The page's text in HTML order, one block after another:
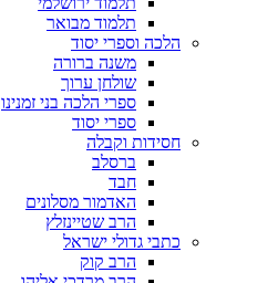
תלמוד מבואר
הלכה וספרי יסוד
משנה ברורה
שולחן ערוך
ספרי הלכה בני זמנינו
ספרי יסוד
חסידות וקבלה
ברסלב
חבד
האדמור מסלונים
הרב שטיינזלץ
כתבי גדולי ישראל
הרב קוק